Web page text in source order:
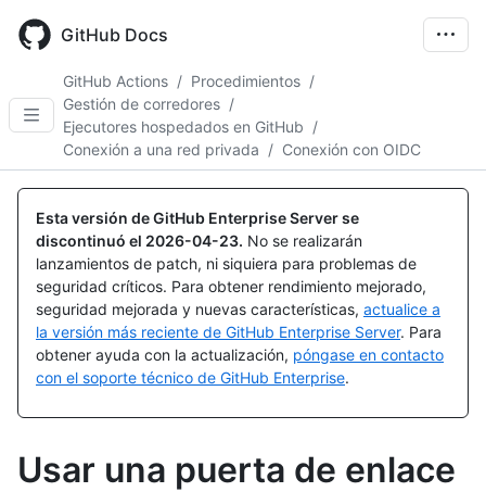
main
GitHub Docs
GitHub Actions / Procedimientos /
Gestión de corredores /
Ejecutores hospedados en GitHub /
Conexión a una red privada / Conexión con OIDC
Esta versión de GitHub Enterprise Server se
discontinuó el 2026-04-23. No se realizarán
lanzamientos de patch, ni siquiera para problemas de
seguridad críticos. Para obtener rendimiento mejorado,
seguridad mejorada y nuevas características, actualice a
la versión más reciente de GitHub Enterprise Server. Para
obtener ayuda con la actualización, póngase en contacto
con el soporte técnico de GitHub Enterprise.
Usar una puerta de enlace